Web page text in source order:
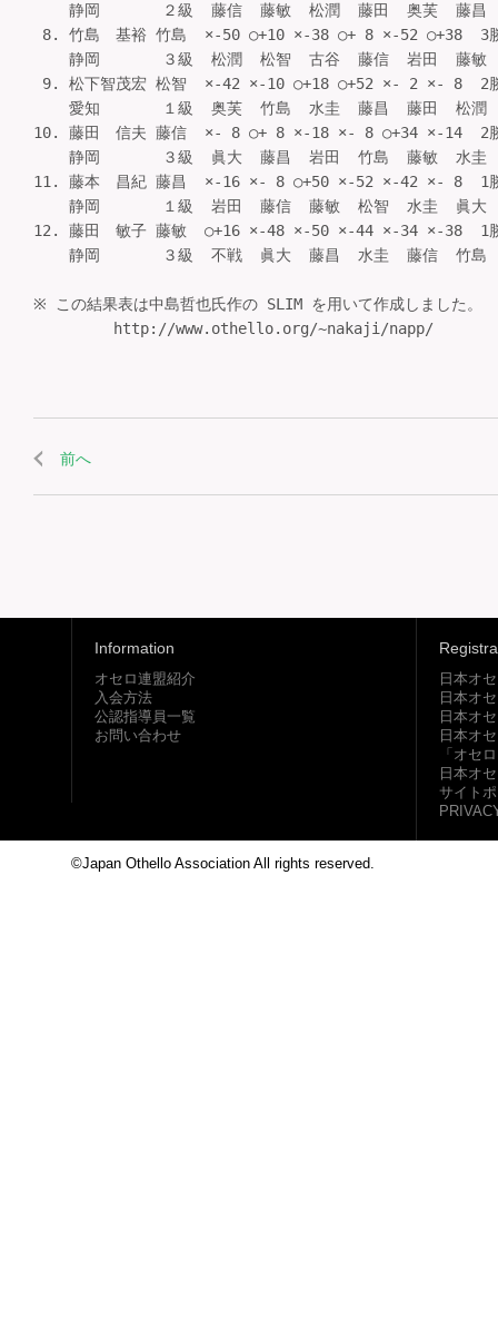
静岡       ２級  藤信  藤敏  松潤  藤田  奥芙  藤
8. 竹島　基裕 竹島  ×-50 ○+10 ×-38 ○+ 8 ×-52 ○+38  3
静岡       ３級  松潤  松智  古谷  藤信  岩田  藤
9. 松下智茂宏 松智  ×-42 ×-10 ○+18 ○+52 ×- 2 ×- 8  2
愛知       １級  奥芙  竹島  水圭  藤昌  藤田  松
10. 藤田　信夫 藤信  ×- 8 ○+ 8 ×-18 ×- 8 ○+34 ×-14  2
静岡       ３級  眞大  藤昌  岩田  竹島  藤敏  水
11. 藤本　昌紀 藤昌  ×-16 ×- 8 ○+50 ×-52 ×-42 ×- 8  1
静岡       １級  岩田  藤信  藤敏  松智  水圭  眞
12. 藤田　敏子 藤敏  ○+16 ×-48 ×-50 ×-44 ×-34 ×-38  1
静岡       ３級  不戦  眞大  藤昌  水圭  藤信  竹
※ この結果表は中島哲也氏作の SLIM を用いて作成しました。
         http://www.othello.org/~nakaji/napp/
前へ
Information
オセロ連盟紹介
入会方法
公認指導員一覧
お問い合わせ
日本オ
日本オ
日本オ
日本オ
「オセ
日本オ
サイト
©Japan Othello Association All rights reserved.